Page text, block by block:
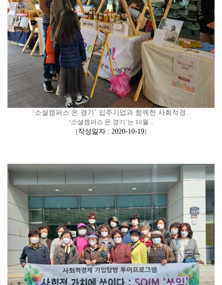
‘소셜캠퍼스 온 경기’ 입주기업과 함께한 사회적경..
‘소셜캠퍼스 온 경기’는 10월 ..
[작성일자 : 2020-10-19]